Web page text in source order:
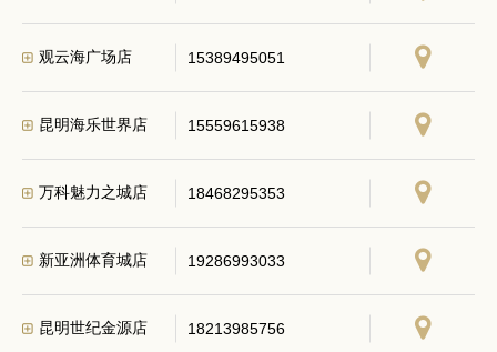
观云海广场店 15389495051
昆明海乐世界店 15559615938
万科魅力之城店 18468295353
新亚洲体育城店 19286993033
昆明世纪金源店 18213985756